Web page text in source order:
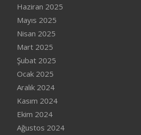
Haziran 2025
Mayıs 2025
Nisan 2025
Mart 2025
Şubat 2025
Ocak 2025
Aralık 2024
Kasım 2024
Ekim 2024
Ağustos 2024